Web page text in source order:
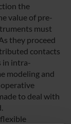
the
value of pre-
must
they proceed
contacts
in intra-
modeling and
to deal with